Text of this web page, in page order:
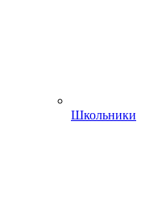
Школьники